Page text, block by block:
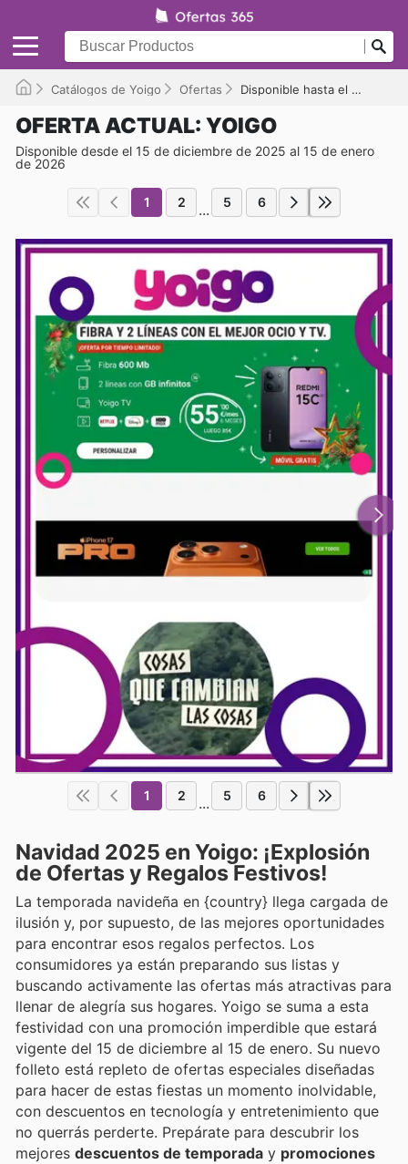
Catálogos de Yoigo Ofertas Disponible hasta el 15/01/2026
OFERTA ACTUAL: YOIGO
Disponible desde el 15 de diciembre de 2025 al 15 de enero
de 2026
1 2 ... 5 6
1 2 ... 5 6
Navidad 2025 en Yoigo: ¡Explosión
de Ofertas y Regalos Festivos!
La temporada navideña en {country} llega cargada de
ilusión y, por supuesto, de las mejores oportunidades
para encontrar esos regalos perfectos. Los
consumidores ya están preparando sus listas y
buscando activamente las ofertas más atractivas para
llenar de alegría sus hogares. Yoigo se suma a esta
festividad con una promoción imperdible que estará
vigente del 15 de diciembre al 15 de enero. Su nuevo
folleto está repleto de ofertas especiales diseñadas
para hacer de estas fiestas un momento inolvidable,
con descuentos en tecnología y entretenimiento que
no querrás perderte. Prepárate para descubrir los
mejores descuentos de temporada y promociones